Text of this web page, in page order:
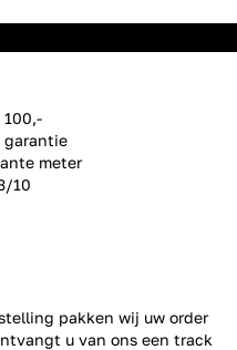
garantie
meter
10
pakken wij uw order
u van ons een track